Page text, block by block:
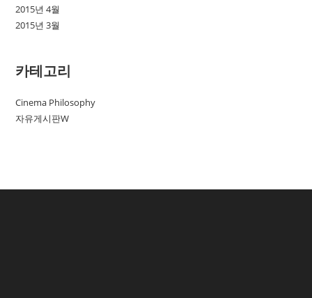
2015년 4월
2015년 3월
카테고리
Cinema Philosophy
자유게시판W